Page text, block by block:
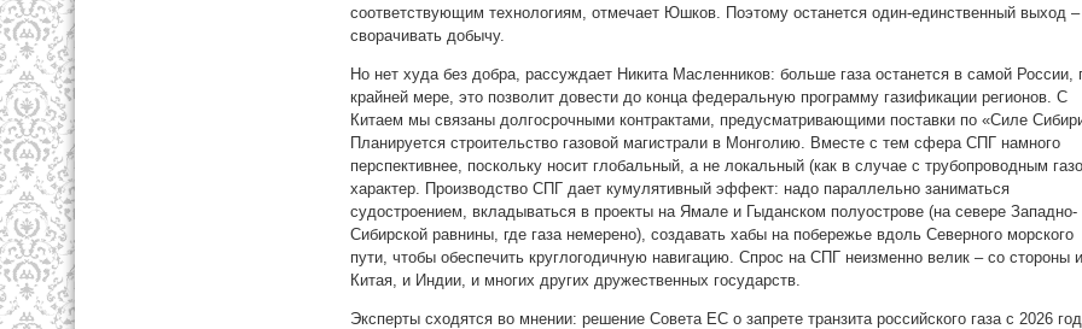
соответствующим технологиям, отмечает Юшков. Поэтому останется один-единственный выход –
сворачивать добычу.
Но нет худа без добра, рассуждает Никита Масленников: больше газа останется в самой России,
крайней мере, это позволит довести до конца федеральную программу газификации регионов. С
Китаем мы связаны долгосрочными контрактами, предусматривающими поставки по «Силе
Планируется строительство газовой магистрали в Монголию. Вместе с тем сфера СПГ намного
перспективнее, поскольку носит глобальный, а не локальный (как в случае с трубопроводным
характер. Производство СПГ дает кумулятивный эффект: надо параллельно заниматься
судостроением, вкладываться в проекты на Ямале и Гыданском полуострове (на севере Западно-
Сибирской равнины, где газа немерено), создавать хабы на побережье вдоль Северного морского
пути, чтобы обеспечить круглогодичную навигацию. Спрос на СПГ неизменно велик – со стороны и
Китая, и Индии, и многих других дружественных государств.
Эксперты сходятся во мнении: решение Совета ЕС о запрете транзита российского газа с 2026